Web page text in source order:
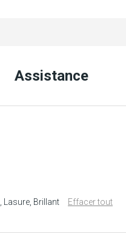
Assistance
Lasure Brillant Effacer tout